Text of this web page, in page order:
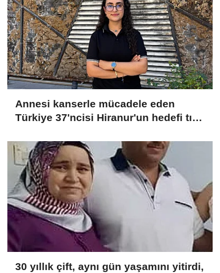
Annesi kanserle mücadele eden
Türkiye 37'ncisi Hiranur'un hedefi tıp
30 yıllık çift, aynı gün yaşamını yitirdi,